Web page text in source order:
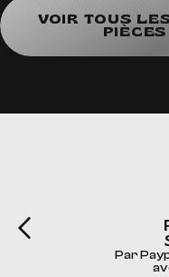
VOIR TOUS
Par